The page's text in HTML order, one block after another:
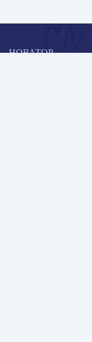
НОВАТОР